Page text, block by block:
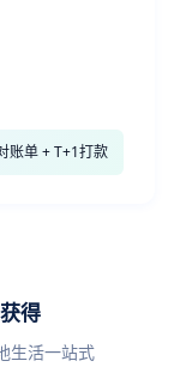
账单 + T+1打款
得
生活一站式